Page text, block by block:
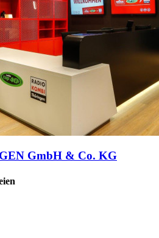
GmbH & Co. KG